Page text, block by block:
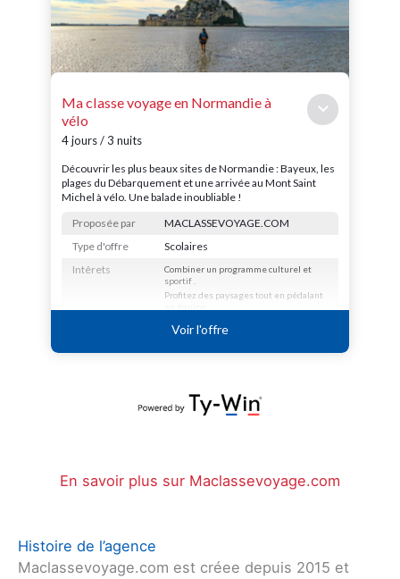
En savoir plus sur Maclassevoyage.com
Histoire de l’agence
Maclassevoyage.com est créee depuis 2015 et